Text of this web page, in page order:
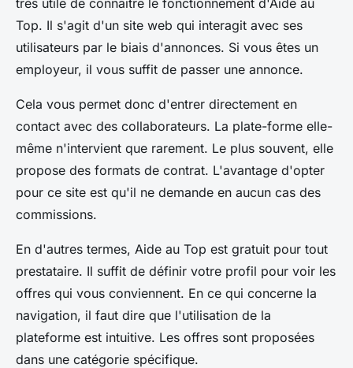
Top. Il s'agit d'un site web qui interagit avec ses
utilisateurs par le biais d'annonces. Si vous êtes un
employeur, il vous suffit de passer une annonce.
Cela vous permet donc d'entrer directement en
contact avec des collaborateurs. La plate-forme elle-
même n'intervient que rarement. Le plus souvent, elle
propose des formats de contrat. L'avantage d'opter
pour ce site est qu'il ne demande en aucun cas des
commissions.
En d'autres termes, Aide au Top est gratuit pour tout
prestataire. Il suffit de définir votre profil pour voir les
offres qui vous conviennent. En ce qui concerne la
navigation, il faut dire que l'utilisation de la
plateforme est intuitive. Les offres sont proposées
dans une catégorie spécifique.